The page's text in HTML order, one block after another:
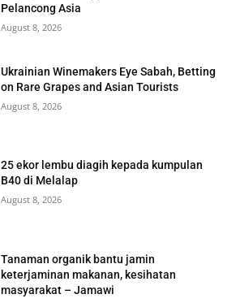
Pelancong Asia
August 8, 2026
Ukrainian Winemakers Eye Sabah, Betting
on Rare Grapes and Asian Tourists
August 8, 2026
25 ekor lembu diagih kepada kumpulan
B40 di Melalap
August 8, 2026
Tanaman organik bantu jamin
keterjaminan makanan, kesihatan
masyarakat – Jamawi